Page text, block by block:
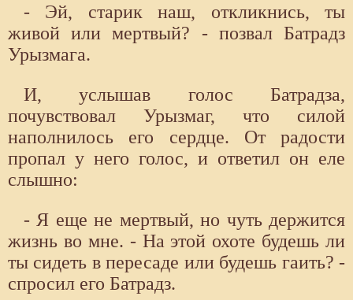
- Эй, старик наш, откликнись, ты
живой или мертвый? - позвал Батрадз
Урызмага.
И, услышав голос Батрадза,
почувствовал Урызмаг, что силой
наполнилось его сердце. От радости
пропал у него голос, и ответил он еле
слышно:
- Я еще не мертвый, но чуть держится
жизнь во мне. - На этой охоте будешь ли
ты сидеть в пересаде или будешь гаить? -
спросил его Батрадз.